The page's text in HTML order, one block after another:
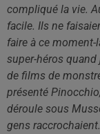
compliqué la vie.
facile. Ils ne
faire à ce
super-héros
de films de
présenté
déroule sous
gens